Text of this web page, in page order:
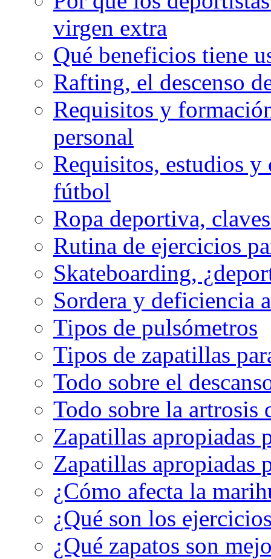
virgen extra
Qué beneficios tiene
Rafting, el descenso
Requisitos y
personal
Requisitos, estudios y
fútbol
Ropa deportiva,
Rutina de ejercicios
Skateboarding,
Sordera y deficiencia
Tipos de pulsómetros
Tipos de zapatillas
Todo sobre el
Todo sobre la artrosis
Zapatillas apropiadas
Zapatillas apropiadas
¿Cómo afecta la
¿Qué son los
¿Qué zapatos son